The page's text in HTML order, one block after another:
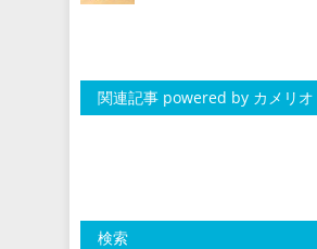
関連記事 powered by カメリオ
検索